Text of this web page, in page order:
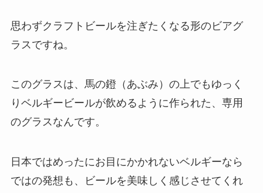
思わずクラフトビールを注ぎたくなる形のビアグ
ラスですね。
このグラスは、馬の鐙（あぶみ）の上でもゆっく
りベルギービールが飲めるように作られた、専用
のグラスなんです。
日本ではめったにお目にかかれないベルギーなら
ではの発想も、ビールを美味しく感じさせてくれ